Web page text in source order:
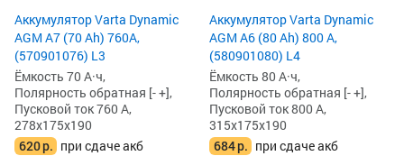
Аккумулятор Varta Dynamic
AGM A7 (70 Ah) 760A,
(570901076) L3
Ёмкость 70 А·ч,
Полярность обратная [- +],
Пусковой ток 760 А,
278x175x190
620р. при сдаче акб
Аккумулятор Varta Dynamic
AGM A6 (80 Ah) 800 А,
(580901080) L4
Ёмкость 80 А·ч,
Полярность обратная [- +],
Пусковой ток 800 А,
315x175x190
684р. при сдаче акб